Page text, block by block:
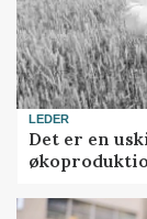
LEDER
Det er en